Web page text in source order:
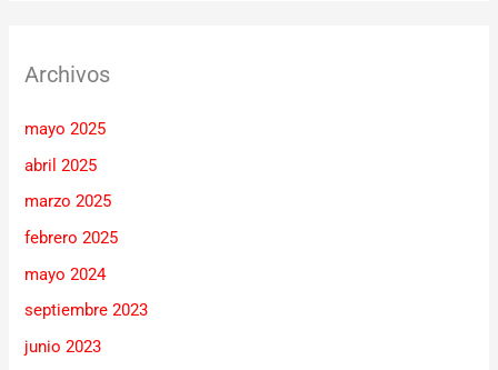
Archivos
mayo 2025
abril 2025
marzo 2025
febrero 2025
mayo 2024
septiembre 2023
junio 2023